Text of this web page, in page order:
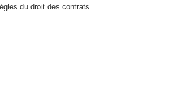
du droit des contrats.